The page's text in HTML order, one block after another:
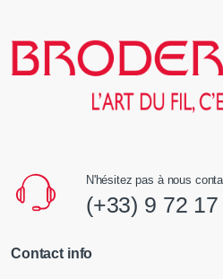
N'hésitez pas à nous
(+33) 9 72
Contact info